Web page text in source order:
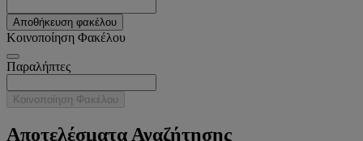
Αποθήκευση φακέλου
Κοινοποίηση Φακέλου
Παραλήπτες
Κοινοποίηση Φακέλου
Αποτελέσματα Αναζήτησης